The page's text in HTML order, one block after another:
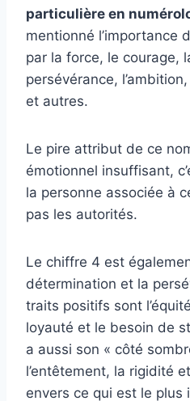
particulière en
mentionné l’importance
par la force, le courage,
persévérance,
et autres.
Le pire attribut de ce
émotionnel insuffisant,
la personne associée à
pas les autorités.
Le chiffre 4 est
détermination et la
traits positifs sont
loyauté et le besoin de
a aussi son « côté
l’entêtement, la rigidité
envers ce qui est le plus